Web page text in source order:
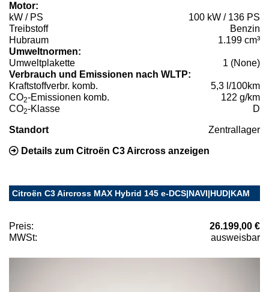
Motor:
kW / PS
100 kW / 136 PS
Treibstoff
Benzin
Hubraum
1.199 cm³
Umweltnormen:
Umweltplakette
1 (None)
Verbrauch und Emissionen nach WLTP:
Kraftstoffverbr. komb.
5,3 l/100km
CO2-Emissionen komb.
122 g/km
CO2-Klasse D
Standort Zentrallager
Details zum Citroën C3 Aircross anzeigen
Citroën C3 Aircross MAX Hybrid 145 e-DCS|NAVI|HUD|KAM
Preis:
26.199,00 €
MWSt:
ausweisbar